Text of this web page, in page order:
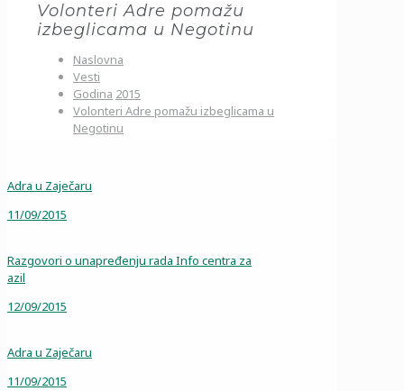
Volonteri Adre pomažu
izbeglicama u Negotinu
Naslovna
Vesti
Godina 2015
Volonteri Adre pomažu izbeglicama u
Negotinu
Adra u Zaječaru
11/09/2015
Razgovori o unapređenju rada Info centra za
azil
12/09/2015
Adra u Zaječaru
11/09/2015